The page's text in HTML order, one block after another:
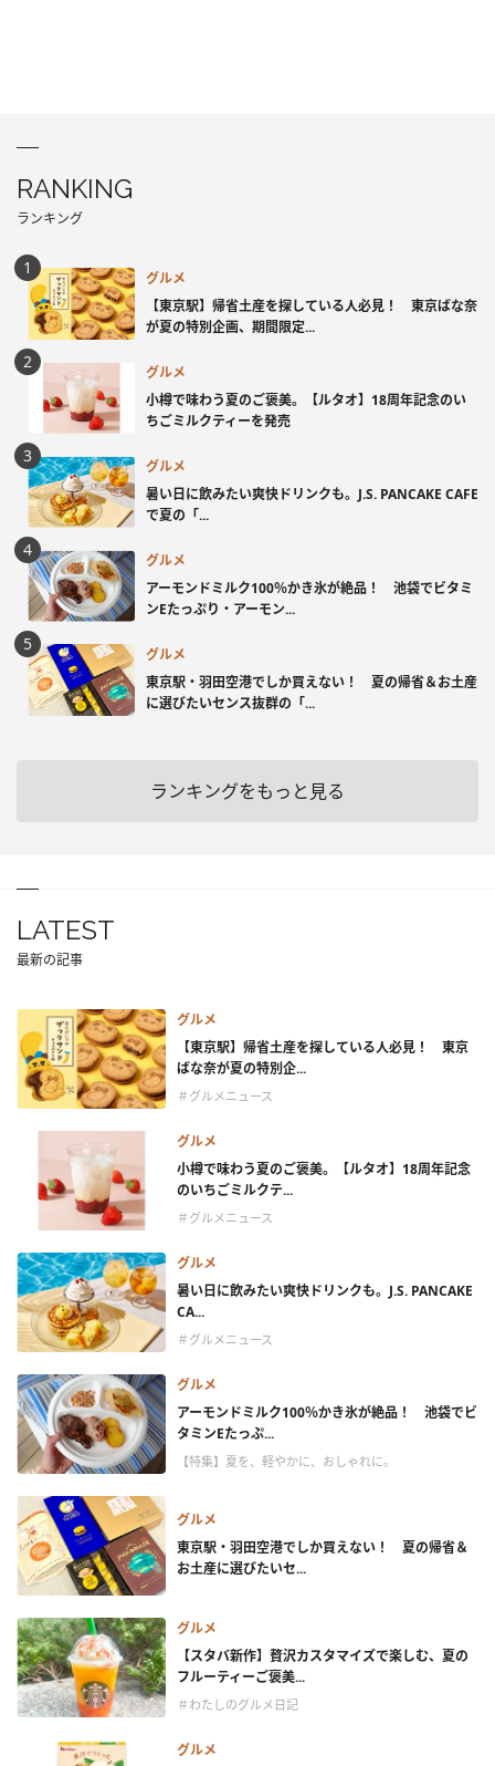
RANKING
ランキング
グルメ
【東京駅】帰省土産を探している人必見！ 東京ばな奈
が夏の特別企画、期間限定...
グルメ
小樽で味わう夏のご褒美。【ルタオ】18周年記念のい
ちごミルクティーを発売
グルメ
暑い日に飲みたい爽快ドリンクも。J.S. PANCAKE CAFE
で夏の「...
グルメ
アーモンドミルク100％かき氷が絶品！ 池袋でビタミ
ンEたっぷり・アーモン...
グルメ
東京駅・羽田空港でしか買えない！ 夏の帰省＆お土産
に選びたいセンス抜群の「...
ランキングをもっと見る
LATEST
最新の記事
グルメ
【東京駅】帰省土産を探している人必見！ 東京
ばな奈が夏の特別企...
＃グルメニュース
グルメ
小樽で味わう夏のご褒美。【ルタオ】18周年記念
のいちごミルクテ...
＃グルメニュース
グルメ
暑い日に飲みたい爽快ドリンクも。J.S. PANCAKE
CA...
＃グルメニュース
グルメ
アーモンドミルク100％かき氷が絶品！ 池袋でビ
タミンEたっぷ...
【特集】夏を、軽やかに、おしゃれに。
グルメ
東京駅・羽田空港でしか買えない！ 夏の帰省＆
お土産に選びたいセ...
グルメ
【スタバ新作】贅沢カスタマイズで楽しむ、夏の
フルーティーご褒美...
＃わたしのグルメ日記
グルメ